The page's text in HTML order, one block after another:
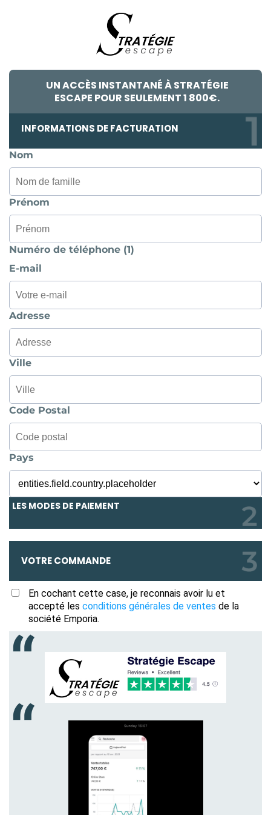
UN ACCÈS INSTANTANÉ À STRATÉGIE
ESCAPE POUR SEULEMENT 1 800€.
INFORMATIONS DE FACTURATION
Nom
Prénom
Numéro de téléphone (1)
E-mail
Adresse
Ville
Code Postal
Pays
LES MODES DE PAIEMENT
VOTRE COMMANDE
En cochant cette case, je reconnais avoir lu et
accepté les conditions générales de ventes de la
société Emporia.